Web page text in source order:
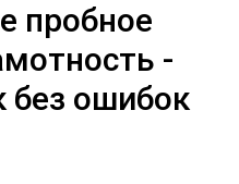
пробное
-
без ошибок